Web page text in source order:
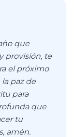
que
provisión, te
el próximo
paz de
para
que
tu
amén.